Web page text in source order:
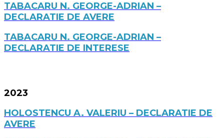
TABACARU N. GEORGE-ADRIAN –
DECLARATIE DE AVERE
TABACARU N. GEORGE-ADRIAN –
DECLARATIE DE INTERESE
2023
HOLOSTENCU A. VALERIU – DECLARATIE DE
AVERE